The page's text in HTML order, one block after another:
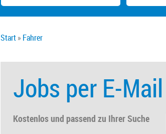
Start Fahrer
Jobs per E-Mail
Kostenlos und passend zu Ihrer Suche